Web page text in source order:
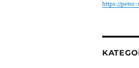
https://peter-